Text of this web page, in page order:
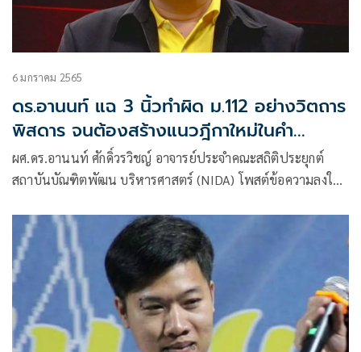
6 มกราคม 2565
ดร.อานนท์ แฉ 3 นิ้วทำผิด ม.112 อย่างวิตถาร
พิสดาร จนต้องสร้างแนวฎีกาใหม่ในคำ
พิพากษา
ผศ.ดร.อานนท์ ศักดิ์วรวิชญ์ อาจารย์ประจำคณะสถิติประยุกต์
สถาบันบัณฑิตพัฒน บริหารศาสตร์ (NIDA) โพสต์ข้อความลงใน
พรินท์ใส่กระดาษ​ A4